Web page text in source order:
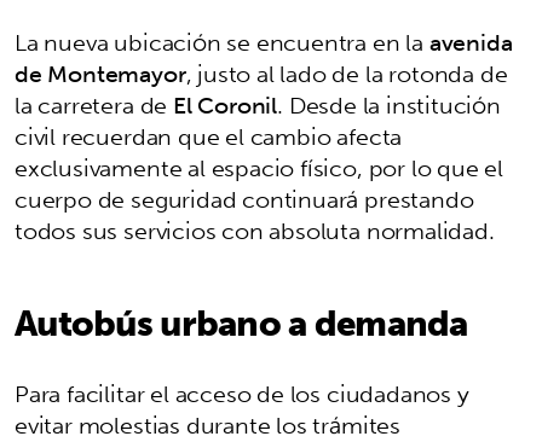
La nueva ubicación se encuentra en laavenida
de Montemayor, justo al lado de la rotonda de
la carretera de El Coronil. Desde la institución
civil recuerdan que el cambio afecta
exclusivamente al espacio físico, por lo que el
cuerpo de seguridad continuará prestando
todos sus servicios con absoluta normalidad.
Autobús urbano a demanda
Para facilitar el acceso de los ciudadanos y
evitar molestias durante los trámites